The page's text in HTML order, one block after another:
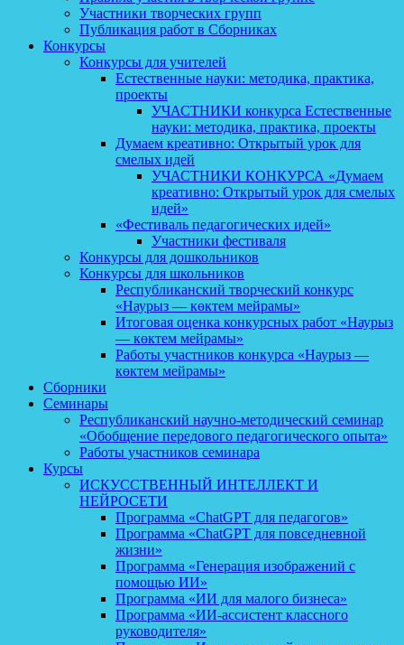
Участники творческих групп
Публикация работ в Сборниках
Конкурсы
Конкурсы для учителей
Естественные науки: методика, практика,
проекты
УЧАСТНИКИ конкурса Естественные
науки: методика, практика, проекты
Думаем креативно: Открытый урок для
смелых идей
УЧАСТНИКИ КОНКУРСА «Думаем
креативно: Открытый урок для смелых
идей»
«Фестиваль педагогических идей»
Участники фестиваля
Конкурсы для дошкольников
Конкурсы для школьников
Республиканский творческий конкурс
«Наурыз — көктем мейрамы»
Итоговая оценка конкурсных работ «Наурыз
— көктем мейрамы»
Работы участников конкурса «Наурыз —
көктем мейрамы»
Сборники
Семинары
Республиканский научно-методический семинар
«Обобщение передового педагогического опыта»
Работы участников семинара
Курсы
ИСКУССТВЕННЫЙ ИНТЕЛЛЕКТ И
НЕЙРОСЕТИ
Программа «ChatGPT для педагогов»
Программа «ChatGPT для повседневной
жизни»
Программа «Генерация изображений с
помощью ИИ»
Программа «ИИ для малого бизнеса»
Программа «ИИ-ассистент классного
руководителя»